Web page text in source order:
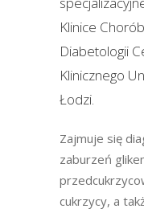
Klinice
Diabetologii
Klinicznego
Łodzi.
Zajmuje się
zaburzeń
cukrzycy, a